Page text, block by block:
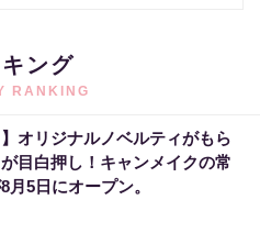
ング
RANKING
】オリジナルノベルティがもら
目白押し！キャンメイクの常
月5日にオープン。